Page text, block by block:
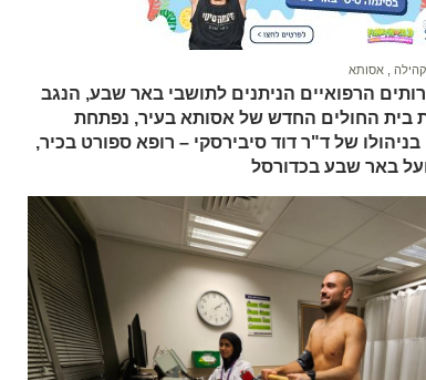
קהילה אסותא
הרפואיים הניתנים לתושבי באר שבע, הנגב
בית החולים החדש של אסותא בעיר, נפתחת
של ד"ר דוד סיבירסקי – רופא ספורט בכיר,
באר שבע בכדורסל